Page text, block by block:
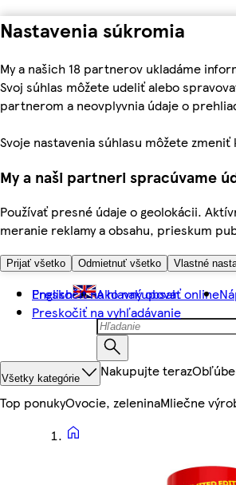
Nastavenia súkromia
My a našich 18 partnerov ukladáme
Svoj súhlas môžete udeliť alebo
partnerom a neovplyvnia údaje o
Svoje nastavenia súhlasu môžete
My a naši partneri spracúvame
Používať presné údaje o geolokácii.
meranie reklamy a obsahu, prieskum
Prijať všetko Odmietnuť všetko Vlastné
Preskočiť na hlavný obsah
Preskočiť na vyhľadávanie
English Ako nakupovať online
Všetky kategórie Nakupujte teraz
Top ponukyOvocie, zeleninaMliečne